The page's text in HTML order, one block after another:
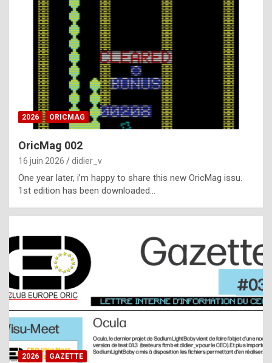
y
d
i
ff
i
l
t
t
s
t
a
s
2026 ORICMAG
OricMag 002
16 juin 2026 didier_v
One year later, i’m happy to share this new OricMag issu.
1st edition has been downloaded…
2026 GAZETTE